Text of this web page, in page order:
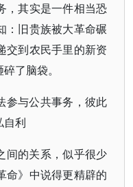
，其实是一件相当恐
：旧贵族被大革命碾
交到农民手里的新资
了脑袋。
参与公共事务，彼此
自利
间的关系，似乎很少
命》中说得更精辟的